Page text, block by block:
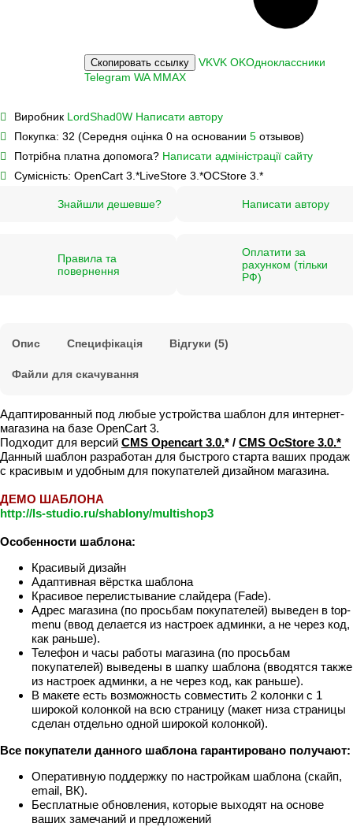
Скопировать ссылку VKVK OKОдноклассники
Telegram WA MMAX
Виробник LordShad0W Написати автору
Покупка: 32 (Середня оцінка 0 на основании 5 отзывов)
Потрібна платна допомога? Написати адміністрації сайту
Сумісність: OpenCart 3.*LiveStore 3.*OCStore 3.*
Знайшли дешевше? Написати автору
Правила та
повернення
Оплатити за
рахунком (тільки
РФ)
Опис Специфікація Відгуки (5)
Файли для скачування
Адаптированный под любые устройства шаблон для интернет-
магазина на базе OpenCart 3.
Подходит для версий CMS Opencart 3.0.* / CMS OcStore 3.0.*
Данный шаблон разработан для быстрого старта ваших продаж
с красивым и удобным для покупателей дизайном магазина.
ДЕМО ШАБЛОНА
http://ls-studio.ru/shablony/multishop3
Особенности шаблона:
Красивый дизайн
Адаптивная вёрстка шаблона
Красивое перелистывание слайдера (Fade).
Адрес магазина (по просьбам покупателей) выведен в top-
menu (ввод делается из настроек админки, а не через код,
как раньше).
Телефон и часы работы магазина (по просьбам
покупателей) выведены в шапку шаблона (вводятся также
из настроек админки, а не через код, как раньше).
В макете есть возможность совместить 2 колонки с 1
широкой колонкой на всю страницу (макет низа страницы
сделан отдельно одной широкой колонкой).
Все покупатели данного шаблона гарантировано получают:
Оперативную поддержку по настройкам шаблона (скайп,
email, ВК).
Бесплатные обновления, которые выходят на основе
ваших замечаний и предложений